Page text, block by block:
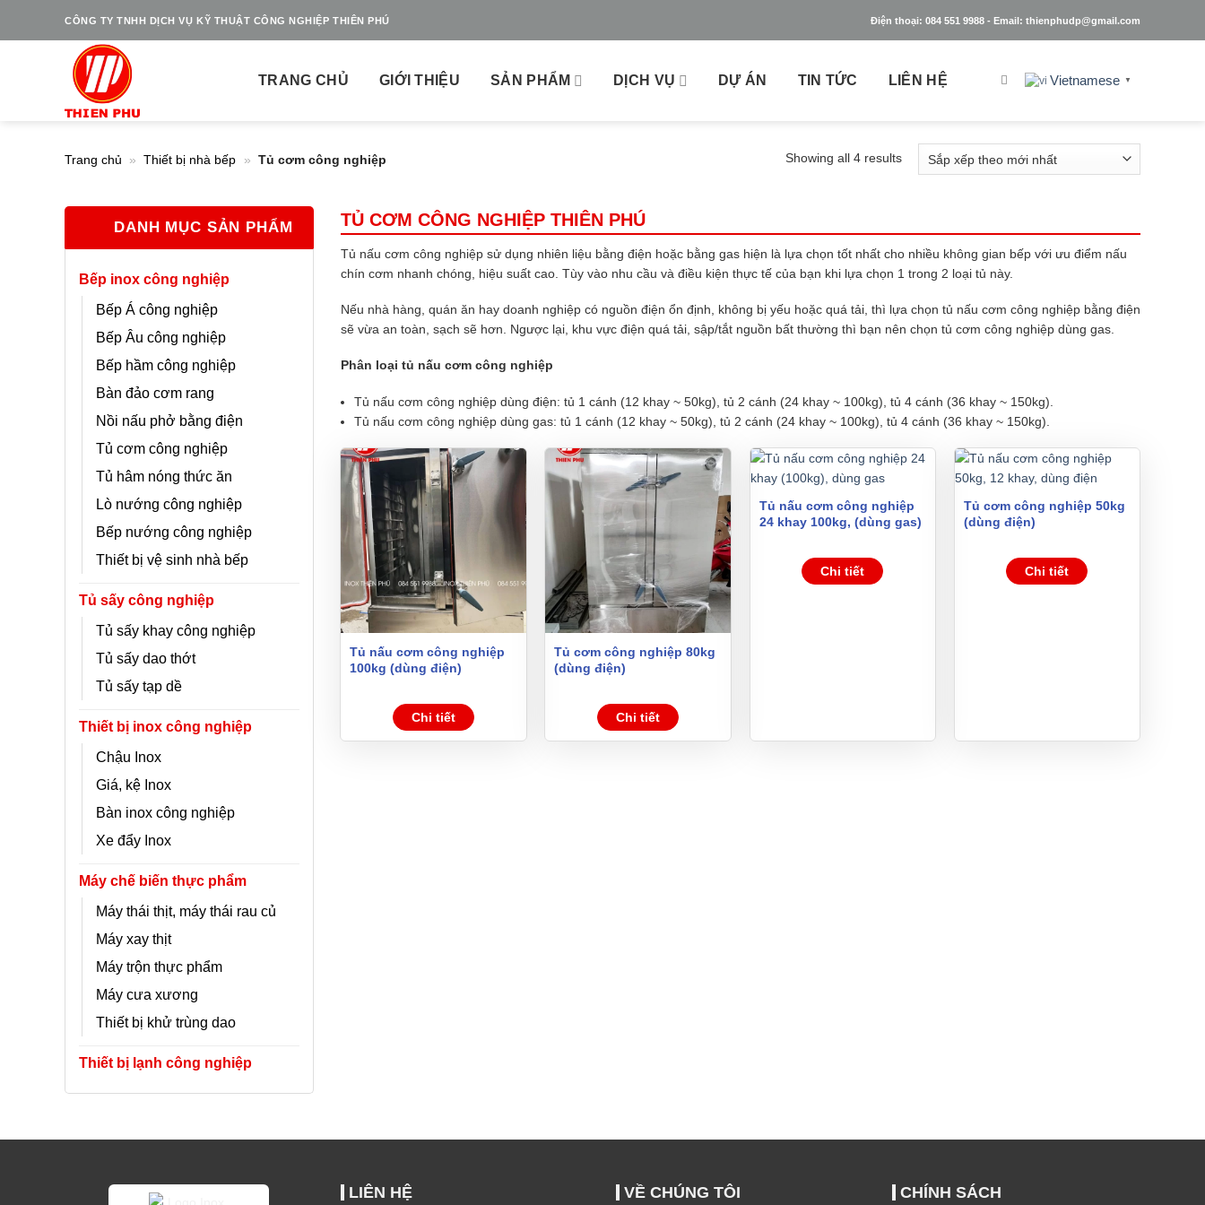
CÔNG TY TNHH DỊCH VỤ KỸ THUẬT CÔNG NGHIỆP THIÊN PHÚ Điện thoại: 084 551 9988 - Email: thienphudp@gmail.com
TRANG CHỦ GIỚI THIỆU SẢN PHẨM DỊCH VỤ DỰ ÁN TIN TỨC LIÊN HỆ Vietnamese ▼
Trang chủ » Thiết bị nhà bếp » Tủ cơm công nghiệp Showing all 4 results
DANH MỤC SẢN PHẨM
Bếp inox công nghiệp
Bếp Á công nghiệp
Bếp Âu công nghiệp
Bếp hầm công nghiệp
Bàn đảo cơm rang
Nồi nấu phở bằng điện
Tủ cơm công nghiệp
Tủ hâm nóng thức ăn
Lò nướng công nghiệp
Bếp nướng công nghiệp
Thiết bị vệ sinh nhà bếp
Tủ sấy công nghiệp
Tủ sấy khay công nghiệp
Tủ sấy dao thớt
Tủ sấy tạp dề
Thiết bị inox công nghiệp
Chậu Inox
Giá, kệ Inox
Bàn inox công nghiệp
Xe đẩy Inox
Máy chế biến thực phẩm
Máy thái thịt, máy thái rau củ
Máy xay thịt
Máy trộn thực phẩm
Máy cưa xương
Thiết bị khử trùng dao
Thiết bị lạnh công nghiệp
TỦ CƠM CÔNG NGHIỆP THIÊN PHÚ
Tủ nấu cơm công nghiệp sử dụng nhiên liệu bằng điện hoặc bằng gas hiện là lựa chọn tốt nhất cho nhiều không gian bếp với ưu điểm nấu
chín cơm nhanh chóng, hiệu suất cao. Tùy vào nhu cầu và điều kiện thực tế của bạn khi lựa chọn 1 trong 2 loại tủ này.
Nếu nhà hàng, quán ăn hay doanh nghiệp có nguồn điện ổn định, không bị yếu hoặc quá tải, thì lựa chọn tủ nấu cơm công nghiệp bằng điện
sẽ vừa an toàn, sạch sẽ hơn. Ngược lại, khu vực điện quá tải, sập/tắt nguồn bất thường thì bạn nên chọn tủ cơm công nghiệp dùng gas.
Phân loại tủ nấu cơm công nghiệp
Tủ nấu cơm công nghiệp dùng điện: tủ 1 cánh (12 khay ~ 50kg), tủ 2 cánh (24 khay ~ 100kg), tủ 4 cánh (36 khay ~ 150kg).
Tủ nấu cơm công nghiệp dùng gas: tủ 1 cánh (12 khay ~ 50kg), tủ 2 cánh (24 khay ~ 100kg), tủ 4 cánh (36 khay ~ 150kg).
Tủ nấu cơm công nghiệp
100kg (dùng điện)
Chi tiết
Tủ cơm công nghiệp 80kg
(dùng điện)
Chi tiết
Tủ nấu cơm công nghiệp
24 khay 100kg, (dùng gas)
Chi tiết
Tủ cơm công nghiệp 50kg
(dùng điện)
Chi tiết
LIÊN HỆ VỀ CHÚNG TÔI CHÍNH SÁCH